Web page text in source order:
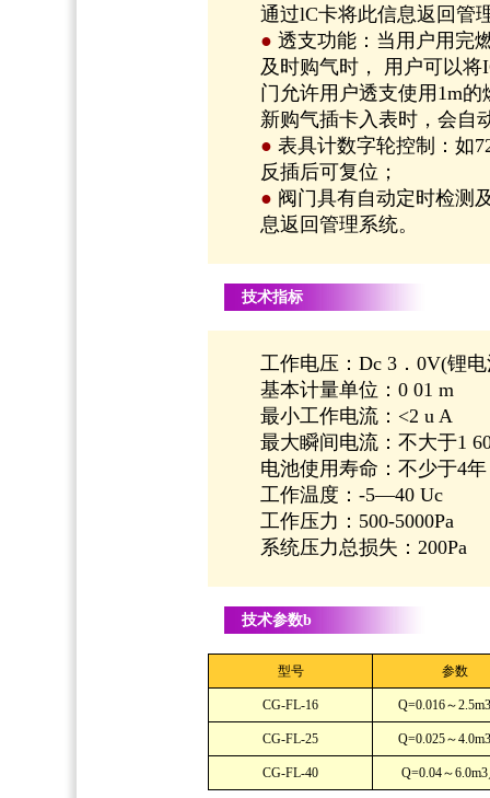
通过lC卡将此信息返回管
● 透支功能：当用户用完
及时购气时， 用户可以
门允许用户透支使用1m
新购气插卡入表时，会自
● 表具计数字轮控制：如
反插后可复位；
● 阀门具有自动定时检测
息返回管理系统。
技术指标
工作电压：Dc 3．0V(锂
基本计量单位：0 01 m
最小工作电流：<2 u A
最大瞬间电流：不大于1
电池使用寿命：不少于4年
工作温度：-5—40 Uc
工作压力：500-5000Pa
系统压力总损失：200Pa
技术参数b
型号 参数
CG-FL-16 Q=0.016～
CG-FL-25 Q=0.025～
CG-FL-40 Q=0.04～